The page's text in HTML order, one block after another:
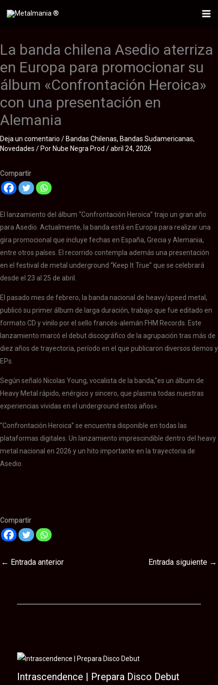
La banda chilena Asedio aterriza
en Europa para promocionar su
álbum «Confrontación Heroica»
con una presentación en
Alemania
Deja un comentario / Bandas Chilenas, Bandas Sudamericanas,
Novedades / Por Nube Negra Prod /abril 24, 2026
Compartir
El lanzamiento del álbum “Confrontación Heroica” trajo un gran año
para Asedio. Actualmente, la banda está en Europa para realizar una
gira promocional que incluye fechas en España, Grecia y Alemania,
entre otros países. El recorrido contempla además una presentación
en el festival de metal underground “Keep It True” que se celebrará
desde el 23 al 25 de abril.
El pasado mes de febrero, la banda nacional de heavy/speed metal,
publicó su primer álbum de larga duración, trabajo que fue editado en
formato CD y vinilo por el sello francés-alemán FHM Records. Este
lanzamiento marcó el debut discográfico de la agrupación tras más de
diez años de trayectoria, período en el que publicaron diversos demos y
EPs.
Según señaló Nicolas Young, vocalista de la banda,“es un álbum de
Heavy Metal rápido, enérgico y sincero, que plasma todas nuestras
experiencias vividas en el underground estos años».
“Confrontación Heroica” se encuentra disponible en todas las
plataformas digitales. Un lanzamiento imprescindible dentro del heavy
metal nacional en 2026 y un hito importante en la trayectoria de
Asedio.
Compartir
← Entrada anterior Entrada siguiente →
Intrascendence | Prepara Disco Debut